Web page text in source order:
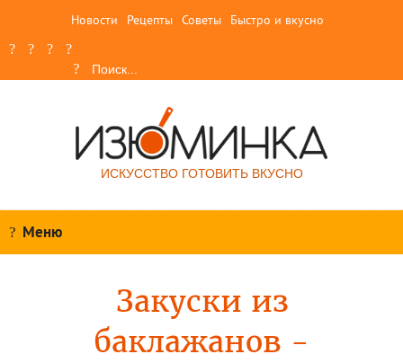
Новости Рецепты Советы Быстро и вкусно
ИСКУССТВО ГОТОВИТЬ ВКУСНО
Меню
Закуски из
баклажанов -